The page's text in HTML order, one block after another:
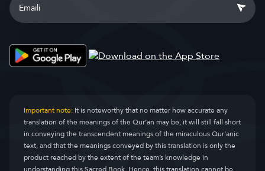
Important note:It is noteworthy that no matter how accurate any
translation of the meanings of the Qur’an may be, it will still fall short
in conveying the transcendent meanings of the miraculous Qur’anic
text, and that the meanings conveyed by this translation is only the
product reached by the extent of the team’s knowledge in